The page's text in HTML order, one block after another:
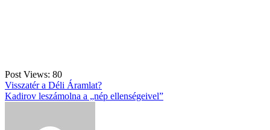
Post Views: 80
Bejegyzés
navigáció
Visszatér a Déli Áramlat?
Kadirov leszámolna a „nép ellenségeivel”